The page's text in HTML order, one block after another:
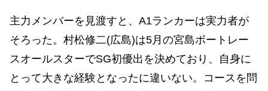
主力メンバーを見渡すと、A1ランカーは実力者が
そろった。村松修二(広島)は5月の宮島ボートレー
スオールスターでSG初優出を決めており、自身に
とって大きな経験となったに違いない。コースを問